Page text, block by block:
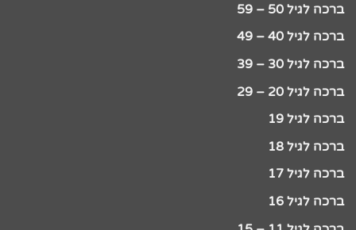
ברכה לגיל 50 – 59
ברכה לגיל 40 – 49
ברכה לגיל 30 – 39
ברכה לגיל 20 – 29
ברכה לגיל 19
ברכה לגיל 18
ברכה לגיל 17
ברכה לגיל 16